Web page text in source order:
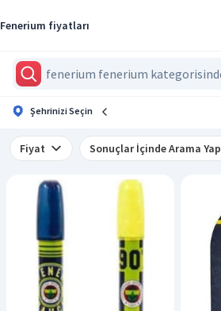
Fenerium fiyatları
Şehrinizi Seçin
Fiyat Sonuçlar İçinde Arama Yap